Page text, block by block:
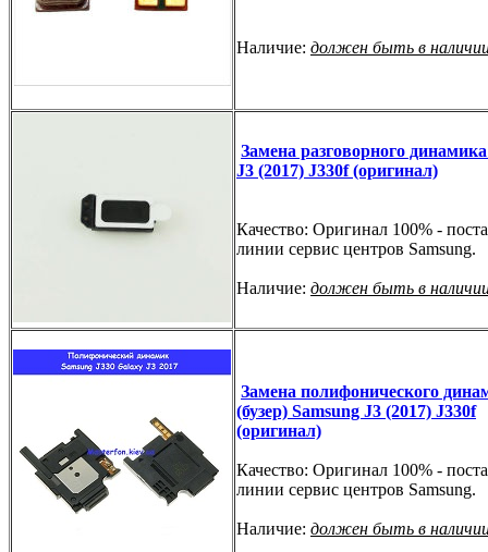
Наличие: должен быть в
Замена разговорного
J3 (2017) J330f (оригинал)
Качество: Оригинал 100% -
линии сервис центров Samsung.
Наличие: должен быть в
Замена полифонического
(бузер) Samsung J3 (2017) J330f
(оригинал)
Качество: Оригинал 100% -
линии сервис центров Samsung.
Наличие: должен быть в